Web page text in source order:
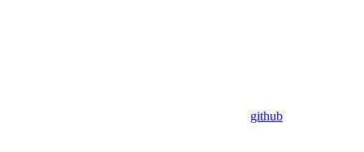
github